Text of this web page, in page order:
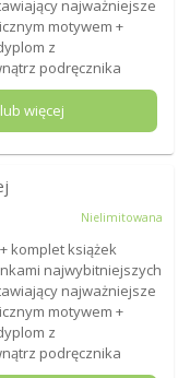
najważniejsze
motywem +
z
podręcznika
lub więcej
Nielimitowana
komplet książek
najwybitniejszych
najważniejsze
motywem +
z
podręcznika